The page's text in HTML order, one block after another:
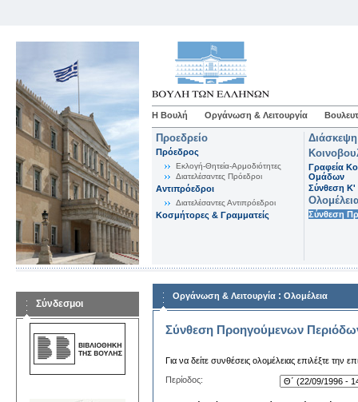
Η Βουλή Οργάνωση & Λειτουργία
Προεδρείο
Πρόεδρος
Εκλογή-Θητεία-Αρμοδιότητες
Διατελέσαντες Πρόεδροι
Αντιπρόεδροι
Διατελέσαντες Αντιπρόεδροι
Κοσμήτορες & Γραμματείς
Γραφεία
Ομάδων
Σύνθεση K'
Σύνθεση
Σύνδεσμοι
Οργάνωση & Λειτουργία : Ολομέλεια
Σύνθεση Προηγούμενων
Για να δείτε συνθέσεις ολομέλειας επιλέξτε την
Περίοδος: